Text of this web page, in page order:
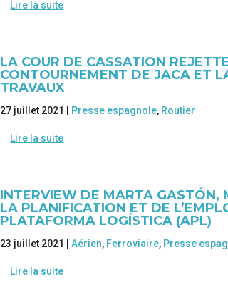
Lire la suite
LA COUR DE CASSATION
CONTOURNEMENT DE JACA ET
TRAVAUX
27 juillet 2021 | Presse espagnole, Routier
Lire la suite
INTERVIEW DE MARTA GASTÓN,
LA PLANIFICATION ET DE
PLATAFORMA LOGÍSTICA (APL)
23 juillet 2021 |Aérien, Ferroviaire, Presse
Lire la suite